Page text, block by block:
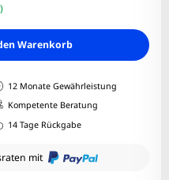
Warenkorb
12 Monate Gewährleistung
Kompetente Beratung
14 Tage Rückgabe
mit